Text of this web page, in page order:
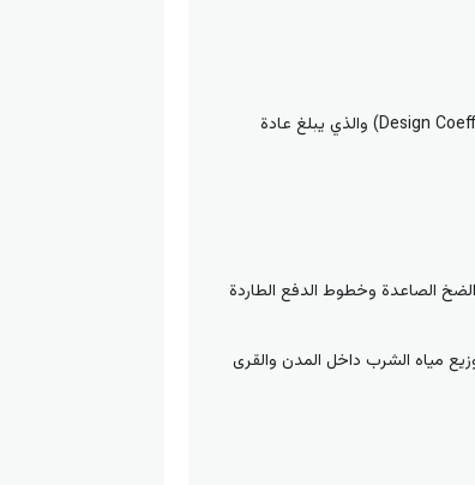
حيث تمثل MRS الحد الأدنى للمقاومة المطلوبة للمادة (10 ميجاباسكال لـ PE100)، وتمثل C معامل التصميم أو الأمان (Design Coefficient) والذي يبلغ عادة
إلى 16 بار. وتستخدم في خطوط الضخ الصاعدة وخطوط الدفع الطاردة
في شبكات توزيع مياه الشرب داخل المدن والقرى